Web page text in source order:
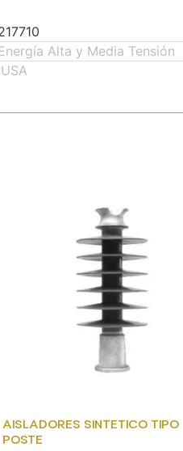
Alta y Media Tensión
AISLADORES SINTETICO TIPO
POSTE